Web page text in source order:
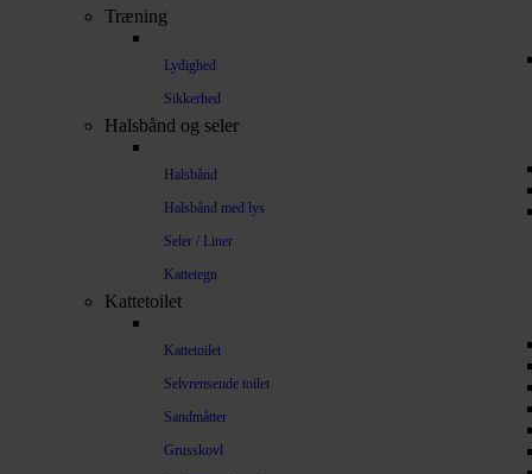
Træning
Lydighed
Sikkerhed
Halsbånd og seler
Halsbånd
Halsbånd med lys
Seler / Liner
Kattetegn
Kattetoilet
Kattetoilet
Selvrensende toilet
Sandmåtter
Grusskovl